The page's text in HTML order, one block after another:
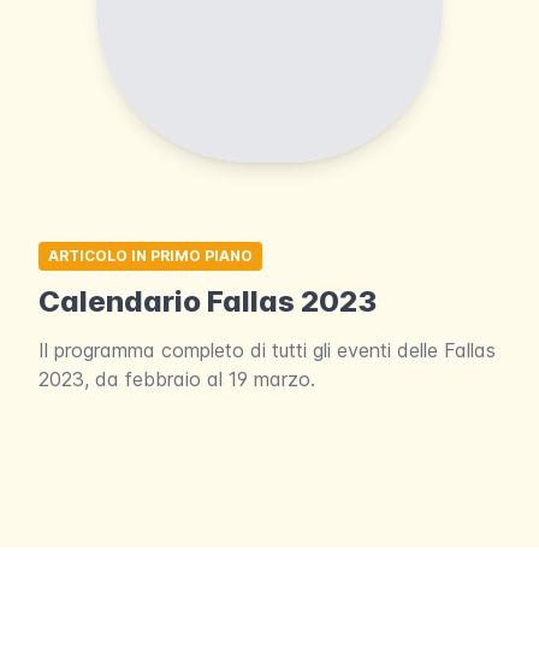
ARTICOLO IN PRIMO PIANO
Calendario Fallas 2023
Il programma completo di tutti gli eventi delle Fallas
2023, da febbraio al 19 marzo.